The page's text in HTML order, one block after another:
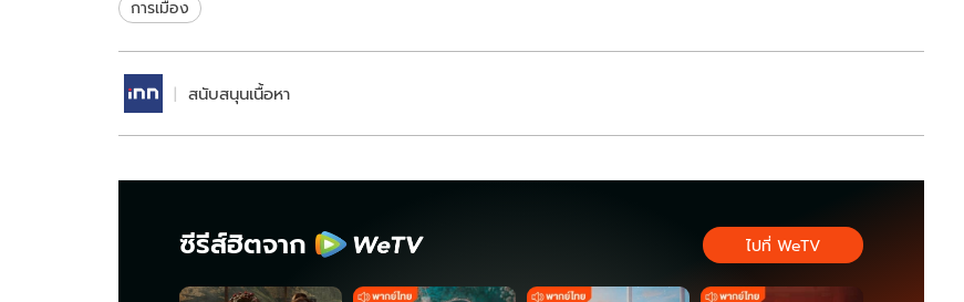
การเมือง
สนับสนุนเนื้อหา
ซีรีส์ฮิตจาก ไปที่ WeTV